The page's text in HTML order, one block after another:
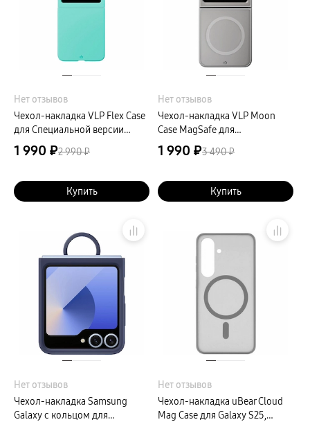
Нет отзывов
Чехол-накладка VLP Flex Case
для Специальной версии
Galaxy Z Flip6/Flip7 FE,
поликарбонат, мятный
1 990 ₽2 990 ₽
Купить
Нет отзывов
Чехол-накладка VLP Moon
Case MagSafe для
Специальной версии Galaxy Z
Flip6/Flip7 FE, поликарбонат,
1 990 ₽3 490 ₽
Купить
Нет отзывов
Чехол-накладка Samsung
Galaxy с кольцом для
Нет отзывов
Чехол-накладка uBear Cloud
Mag Case для Galaxy S25,